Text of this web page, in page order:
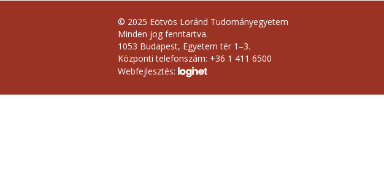
© 2025 Eötvös Loránd Tudományegyetem
Minden jog fenntartva.
1053 Budapest, Egyetem tér 1–3.
Központi telefonszám: +36 1 411 6500
Webfejlesztés: